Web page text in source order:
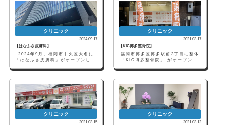
クリニック
2024.09.17
【はなふさ皮膚科】
2024年9月、福岡市中央区大名に
「はなふさ皮膚科」がオープンし...
クリニック
2021.03.17
【KIC博多整骨院】
福岡市博多区博多駅前3丁目に整体
「KIC博多整骨院」 がオープン...
クリニック
2021.03.15
クリニック
2021.03.12